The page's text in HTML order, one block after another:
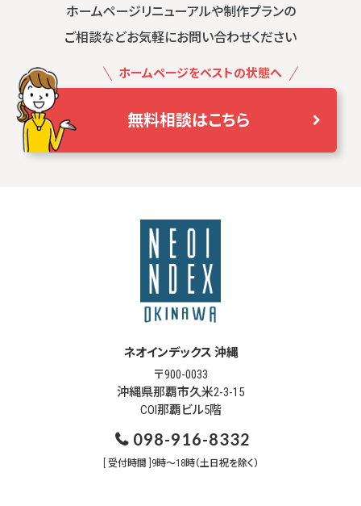
ホームページリニューアルや制作プランの
ご相談などお気軽にお問い合わせください
ホームページをベストの状態へ
無料相談はこちら
ネオインデックス 沖縄
〒900-0033
沖縄県那覇市久米2-3-15
COI那覇ビル5階
098-916-8332
[ 受付時間 ]9時～18時（土日祝を除く）